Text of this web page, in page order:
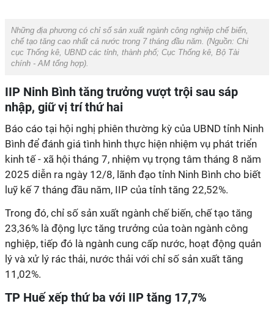
Những địa phương có chỉ số sản xuất ngành công nghiệp chế biến,
chế tạo tăng cao nhất cả nước trong 7 tháng đầu năm. (Nguồn: Chi
cục Thống kê, UBND các tỉnh, thành phố; Cục Thống kê, Bộ Tài
chính -AM tổng hợp).
IIP Ninh Bình tăng trưởng vượt trội sau sáp
nhập, giữ vị trí thứ hai
Báo cáo tại hội nghị phiên thường kỳ của UBND tỉnh Ninh
Bình để đánh giá tình hình thực hiện nhiệm vụ phát triển
kinh tế - xã hội tháng 7, nhiệm vụ trọng tâm tháng 8 năm
2025 diễn ra ngày 12/8, lãnh đạo tỉnh Ninh Bình cho biết
luỹ kế 7 tháng đầu năm, IIP của tỉnh tăng 22,52%.
Trong đó, chỉ số sản xuất ngành chế biến, chế tạo tăng
23,36% là động lực tăng trưởng của toàn ngành công
nghiệp, tiếp đó là ngành cung cấp nước, hoạt động quản
lý và xử lý rác thải, nước thải với chỉ số sản xuất tăng
11,02%.
TP Huế xếp thứ ba với IIP tăng 17,7%